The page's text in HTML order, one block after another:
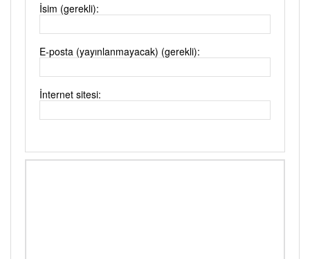
İsim (gerekli):
E-posta (yayınlanmayacak) (gerekli):
İnternet sitesi: